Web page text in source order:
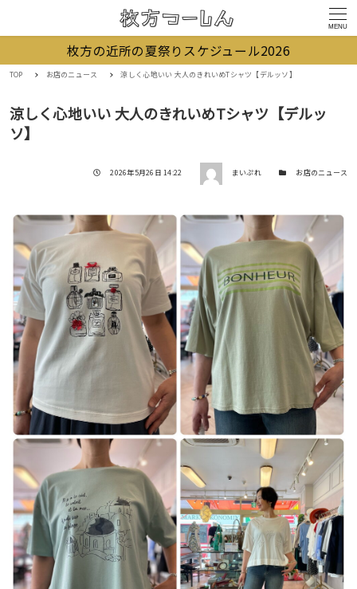
MENU
枚方の近所の夏祭りスケジュール2026
TOP お店のニュース 涼しく心地いい 大人のきれいめTシャツ【デルッソ】
涼しく心地いい 大人のきれいめTシャツ【デルッ
ソ】
投稿日
2026年5月26日 14:22 著者 まいぷれ カテゴリーお店のニュース